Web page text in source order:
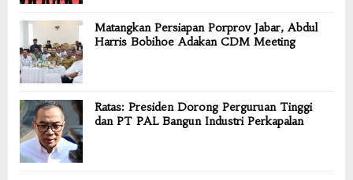
Matangkan Persiapan Porprov Jabar, Abdul
Harris Bobihoe Adakan CDM Meeting
Ratas: Presiden Dorong Perguruan Tinggi
dan PT PAL Bangun Industri Perkapalan